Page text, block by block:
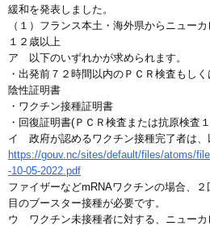
緩和を発表しました。
（１）フランス本土・海外県からニュー
１２歳以上
ア 以下のいずれかが求められます。
・出発前７２時間以内のＰＣＲ検査もし
陰性証明書
・ワクチン接種証明書
・回復証明書(ＰＣＲ検査または抗原検査
イ 政府が認めるワクチン接種完了者は、
https://gouv.nc/sites/default/files/atoms/
-10-05-2022.pdf
ファイザーなどmRNAワクチンの場合、
目のブースター接種が必要です。
ウ ワクチン未接種者に対する、ニューカ